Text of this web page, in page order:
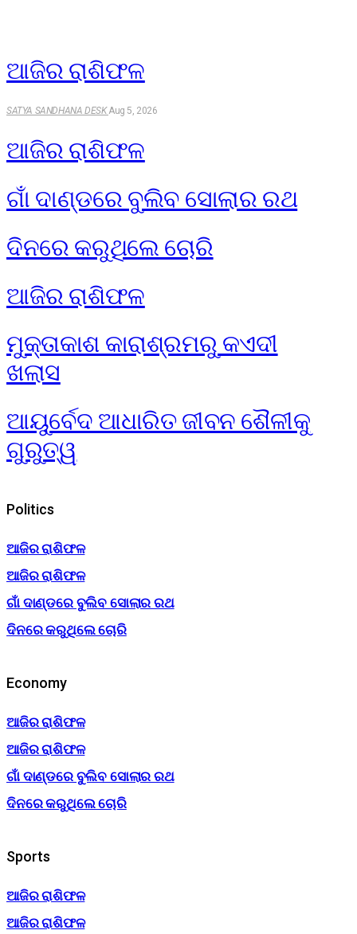
ଆଜିର ରାଶିଫଳ
SATYA SANDHANA DESKAug 5, 2026
ଆଜିର ରାଶିଫଳ
ଗାଁ ଦାଣ୍ଡରେ ବୁଲିବ ସୋଲାର ରଥ
ଦିନରେ କରୁଥିଲେ ଚୋରି
ଆଜିର ରାଶିଫଳ
ମୁକ୍ତାକାଶ କାରାଶ୍ରମରୁ କଏଦୀ
ଖଲାସ
ଆୟୁର୍ବେଦ ଆଧାରିତ ଜୀବନ ଶୈଳୀକୁ
ଗୁରୁତ୍ୱ
Politics
ଆଜିର ରାଶିଫଳ
ଆଜିର ରାଶିଫଳ
ଗାଁ ଦାଣ୍ଡରେ ବୁଲିବ ସୋଲାର ରଥ
ଦିନରେ କରୁଥିଲେ ଚୋରି
Economy
ଆଜିର ରାଶିଫଳ
ଆଜିର ରାଶିଫଳ
ଗାଁ ଦାଣ୍ଡରେ ବୁଲିବ ସୋଲାର ରଥ
ଦିନରେ କରୁଥିଲେ ଚୋରି
Sports
ଆଜିର ରାଶିଫଳ
ଆଜିର ରାଶିଫଳ